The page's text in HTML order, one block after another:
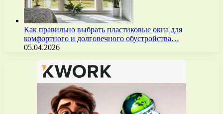
Как правильно выбрать пластиковые окна для
комфортного и долговечного обустройства…
05.04.2026